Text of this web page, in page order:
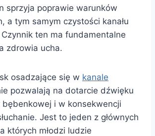
sprzyja poprawie warunków
a tym samym czystości kanału
Czynnik ten ma fundamentalne
zdrowia ucha.
osadzające się w kanale
pozwalają na dotarcie dźwięku
bębenkowej i w konsekwencji
Jest to jeden z głównych
których młodzi ludzie